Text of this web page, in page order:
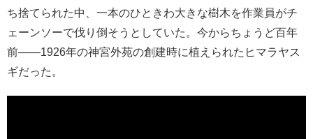
ち捨てられた中、一本のひときわ大きな樹木を作業員がチ
ェーンソーで伐り倒そうとしていた。今からちょうど百年
前――1926年の神宮外苑の創建時に植えられたヒマラヤス
ギだった。